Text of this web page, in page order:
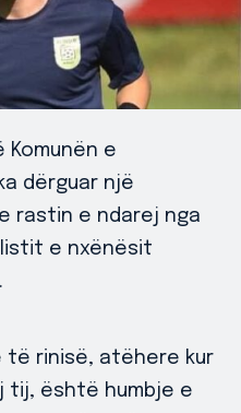
Komunën e
dërguar një
rastin e ndarej nga
e nxënësit
të rinisë, atëhere kur
tij, është humbje e